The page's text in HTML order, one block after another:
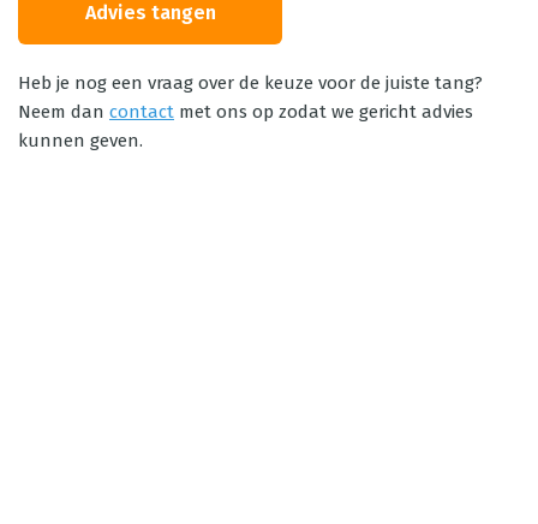
Advies tangen
Heb je nog een vraag over de keuze voor de juiste tang?
Neem dan contact met ons op zodat we gericht advies
kunnen geven.